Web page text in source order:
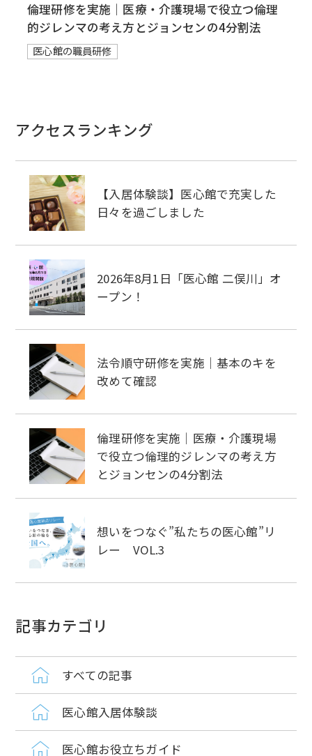
倫理研修を実施｜医療・介護現場で役立つ倫理
的ジレンマの考え方とジョンセンの4分割法
医心館の職員研修
記事カテゴリ
すべての記事
医心館入居体験談
医心館お役立ちガイド
アクセスランキング
【入居体験談】医心館で充実した
日々を過ごしました
2026年8月1日「医心館 二俣川」オ
ープン！
法令順守研修を実施｜基本のキを
改めて確認
倫理研修を実施｜医療・介護現場
で役立つ倫理的ジレンマの考え方
とジョンセンの4分割法
想いをつなぐ”私たちの医心館”リ
レー VOL.3